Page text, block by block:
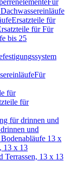
Für
Ersatzteile für
für Für
bis 25
Für
für
für
für drinnen und
und
13 x
13 x 13
Terrassen, 13 x 13